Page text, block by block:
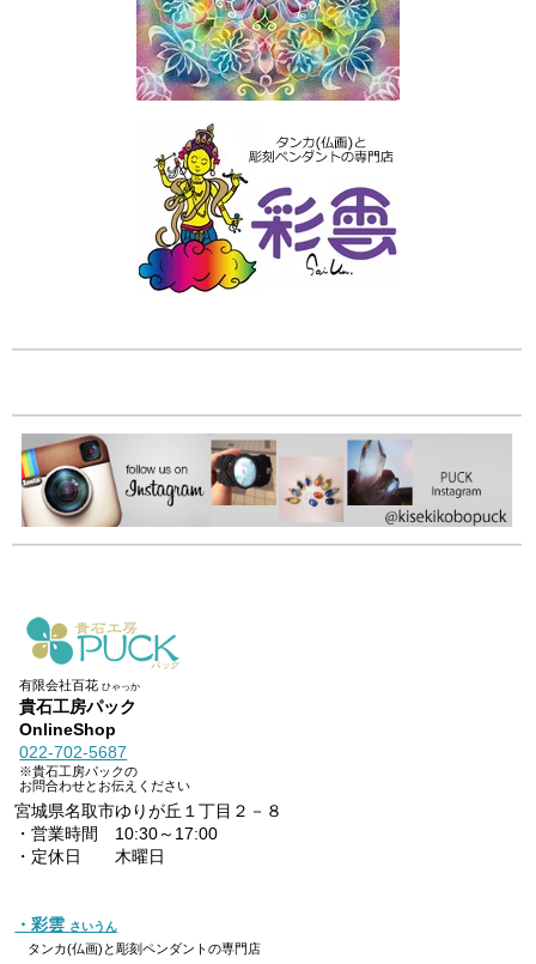
有限会社百花ひゃっか
貴石工房パック
OnlineShop
022-702-5687
※貴石工房パックの
お問合わせとお伝えください
宮城県名取市ゆりが丘１丁目２－８
・営業時間 10:30～17:00
・定休日 木曜日
・彩雲 さいうん
タンカ(仏画)と彫刻ペンダントの専門店